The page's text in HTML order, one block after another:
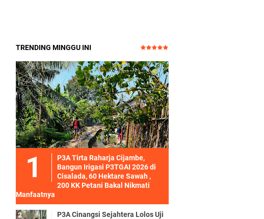
TRENDING MINGGU INI
P3A Tirta Raharja Cijambe,
Bangun Irigasi P3TGAI 2026 di
Cisalada, 60 Hektare Sawah ,
200 KK Petani Bakal Nikmati
Manfaatnya
P3A Cinangsi Sejahtera Lolos Uji